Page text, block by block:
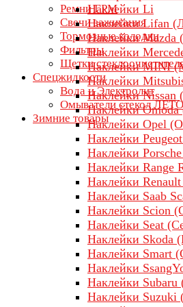
Ремни ГРМ
Свечи зажигания
Тормозные колодки
Фильтры
Щетки
Спецжидкости
Вода и Электролит
Омыватели стекол ЛЕТО
Зимние товары
Наклейки Li
Наклейки Lifan
Наклейки Mazda
Наклейки
Наклейки MINI
Наклейки
Наклейки Nissan
Наклейки
Наклейки Opel
Наклейки
Наклейки
Наклейки Range
Наклейки
Наклейки Saab
Наклейки Scion
Наклейки Seat
Наклейки Skoda
Наклейки Smart
Наклейки
Наклейки Subaru
Наклейки Suzuki